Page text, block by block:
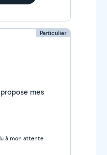
Particulier
mes
à mon attente